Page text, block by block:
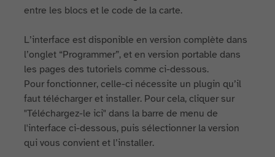
entre les blocs et le code de la carte.
L’interface est disponible en version complète dans
l’onglet “Programmer”, et en version portable dans
les pages des tutoriels comme ci-dessous.
Pour fonctionner, celle-ci nécessite un plugin qu’il
faut télécharger et installer. Pour cela, cliquer sur
"Téléchargez-le ici" dans la barre de menu de
l'interface ci-dessous, puis sélectionner la version
qui vous convient et l’installer.